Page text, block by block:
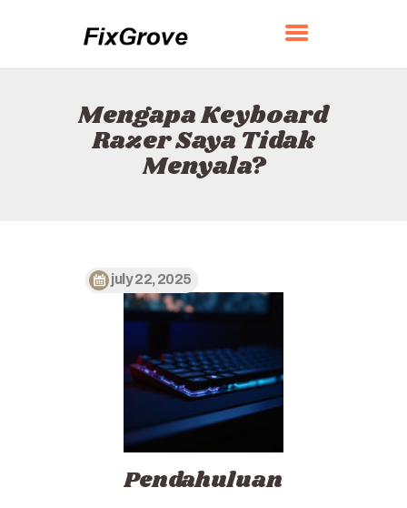
Mengapa Keyboard
Razer Saya Tidak
Menyala?
FIXGROVE
BERANDA
TENTANG
KONTAK
july 22, 2025
Pendahuluan